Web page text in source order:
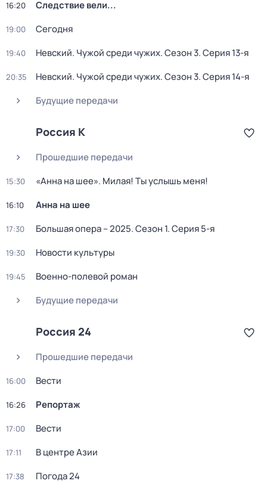
16:20 Следствие вели...
19:00 Сегодня
19:40 Невский. Чужой среди чужих. Сезон 3. Серия 13-я
20:35 Невский. Чужой среди чужих. Сезон 3. Серия 14-я
Будущие передачи
Россия К
Прошедшие передачи
15:30 «Анна на шее». Милая! Ты услышь меня!
16:10 Анна на шее
17:30 Большая опера – 2025. Сезон 1. Серия 5-я
19:30 Новости культуры
19:45
Военно-полевой роман
Будущие передачи
Россия 24
Прошедшие передачи
16:00 Вести
16:26 Репортаж
17:00 Вести
17:11 В центре Азии
17:38
Погода 24